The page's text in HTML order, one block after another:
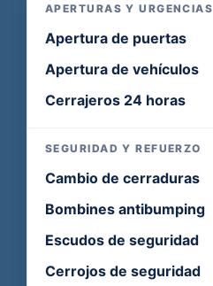
APERTURAS Y URGENCIAS
Apertura de puertas
Apertura de vehículos
Cerrajeros 24 horas
SEGURIDAD Y REFUERZO
Cambio de cerraduras
Bombines antibumping
Escudos de seguridad
Cerrojos de seguridad